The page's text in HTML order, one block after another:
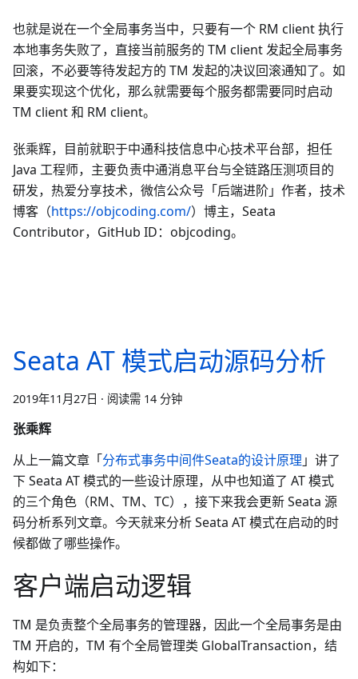
也就是说在一个全局事务当中，只要有一个 RM client 执行
本地事务失败了，直接当前服务的 TM client 发起全局事务
回滚，不必要等待发起方的 TM 发起的决议回滚通知了。如
果要实现这个优化，那么就需要每个服务都需要同时启动
TM client 和 RM client。
张乘辉，目前就职于中通科技信息中心技术平台部，担任
Java 工程师，主要负责中通消息平台与全链路压测项目的
研发，热爱分享技术，微信公众号「后端进阶」作者，技术
博客（https://objcoding.com/）博主，Seata
Contributor，GitHub ID：objcoding。
Seata AT 模式启动源码分析
2019年11月27日 · 阅读需 14 分钟
张乘辉
从上一篇文章「分布式事务中间件Seata的设计原理 」讲了
下 Seata AT 模式的一些设计原理，从中也知道了 AT 模式
的三个角色（RM、TM、TC），接下来我会更新 Seata 源
码分析系列文章。今天就来分析 Seata AT 模式在启动的时
候都做了哪些操作。
客户端启动逻辑
TM 是负责整个全局事务的管理器，因此一个全局事务是由
TM 开启的，TM 有个全局管理类 GlobalTransaction，结
构如下：